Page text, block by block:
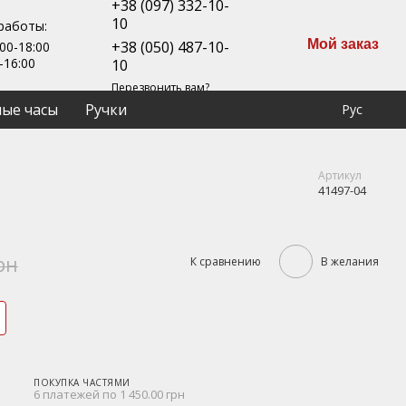
18:00
+38 (097) 332-10-
10
+38 (050) 487-10-
10
Перезвонить вам?
Мой заказ
часы Ручки Рус
Артикул
41497-04
К сравнению В желания
ПОКУПКА ЧАСТЯМИ
6 платежей по 1 450.00 грн